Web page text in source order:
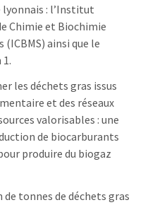
: l’Institut
Chimie et Biochimie
ainsi que le
les déchets gras issus
et des réseaux
valorisables : une
de biocarburants
produire du biogaz
tonnes de déchets gras